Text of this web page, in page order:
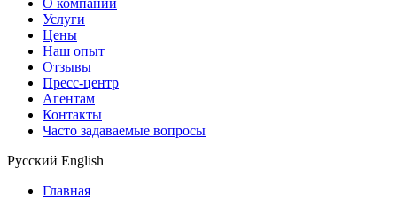
О компании
Услуги
Цены
Наш опыт
Отзывы
Пресс-центр
Агентам
Контакты
Часто задаваемые вопросы
Русский English
Главная